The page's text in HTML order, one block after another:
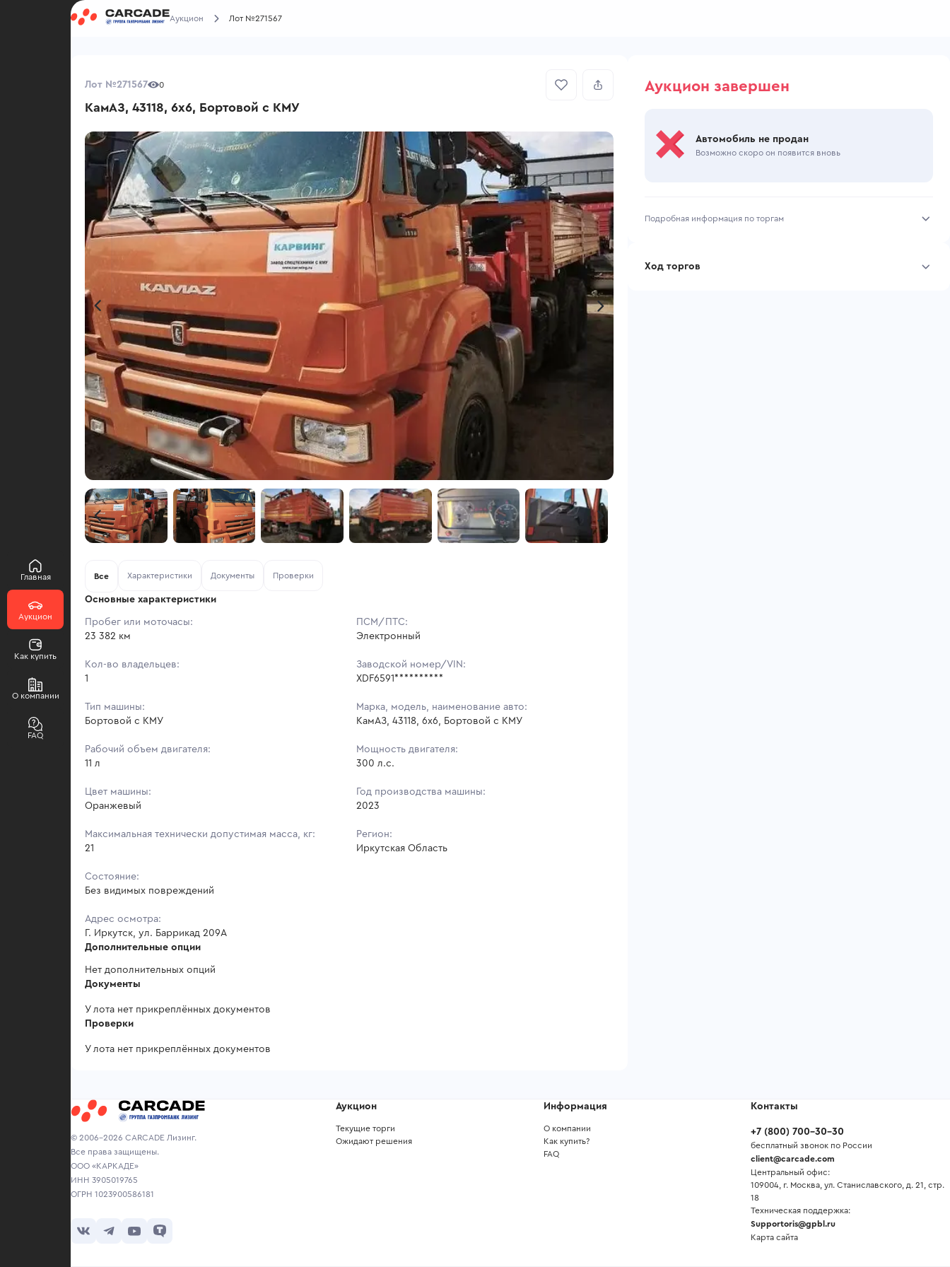
Главная
Аукцион
Как купить
О компании
FAQ
Аукцион Лот №271567
Лот №271567 0
КамАЗ, 43118, 6x6, Бортовой с КМУ
Все Характеристики Документы Проверки
Основные характеристики
Пробег или моточасы:
23 382 км
ПСМ/ПТС:
Электронный
Кол-во владельцев:
1
Заводской номер/VIN:
XDF6591**********
Тип машины:
Бортовой с КМУ
Марка, модель, наименование авто:
КамАЗ, 43118, 6x6, Бортовой с КМУ
Рабочий объем двигателя:
11 л
Мощность двигателя:
300 л.с.
Цвет машины:
Оранжевый
Год производства машины:
2023
Максимальная технически допустимая масса, кг:
21
Регион:
Иркутская Область
Состояние:
Без видимых повреждений
Адрес осмотра:
Г. Иркутск, ул. Баррикад 209А
Дополнительные опции
Нет дополнительных опций
Документы
У лота нет прикреплённых документов
Проверки
У лота нет прикреплённых документов
Аукцион завершен
Автомобиль не продан
Возможно скоро он появится вновь
Подробная информация по торгам
Ход торгов
© 2006-2026 CARCADE Лизинг.
Все права защищены.
ООО «КАРКАДЕ»
ИНН 3905019765
ОГРН 1023900586181
Аукцион
Текущие торги
Ожидают решения
Информация
О компании
Как купить?
FAQ
Контакты
+7 (800) 700-30-30
бесплатный звонок по России
client@carcade.com
Центральный офис:
109004, г. Москва, ул. Станиславского, д. 21, стр.
18
Техническая поддержка:
Supportoris@gpbl.ru
Карта сайта